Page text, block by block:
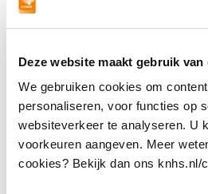
Deze website maakt gebruik van
We gebruiken cookies om
personaliseren, voor functies op
websiteverkeer te analyseren. U
voorkeuren aangeven. Meer
cookies? Bekijk dan ons knhs.nl/
paardenpaspoort, wat nu?
Overstapservice
UELN nummer opzoeken van
Kan ik de aanvraag van mijn
annuleren?